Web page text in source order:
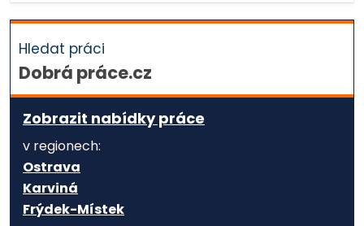
Hledat práci
Dobrá práce.cz
Zobrazit nabídky práce
v regionech:
Ostrava
Karviná
Frýdek-Místek